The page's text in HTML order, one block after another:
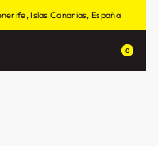
Islas Canarias, España
0